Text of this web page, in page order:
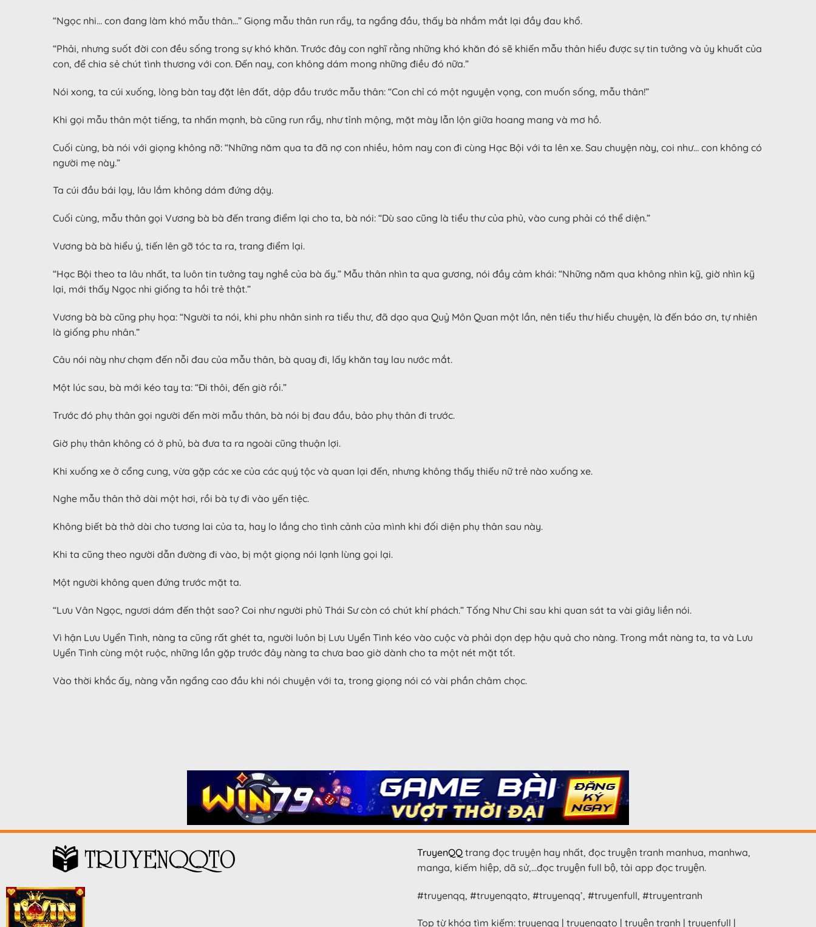
“Ngọc nhi… con đang làm khó mẫu thân…” Giọng mẫu thân run rẩy, ta ngẩng đầu, thấy bà nhắm mắt lại đầy đau khổ.
“Phải, nhưng suốt đời con đều sống trong sự khó khăn. Trước đây con nghĩ rằng những khó khăn đó sẽ khiến mẫu thân hiểu được sự tin tưởng và ủy khuất của
con, để chia sẻ chút tình thương với con. Đến nay, con không dám mong những điều đó nữa.”
Nói xong, ta cúi xuống, lòng bàn tay đặt lên đất, dập đầu trước mẫu thân: “Con chỉ có một nguyện vọng, con muốn sống, mẫu thân!”
Khi gọi mẫu thân một tiếng, ta nhấn mạnh, bà cũng run rẩy, như tỉnh mộng, mặt mày lẫn lộn giữa hoang mang và mơ hồ.
Cuối cùng, bà nói với giọng không nỡ: “Những năm qua ta đã nợ con nhiều, hôm nay con đi cùng Hạc Bội với ta lên xe. Sau chuyện này, coi như… con không có
người mẹ này.”
Ta cúi đầu bái lạy, lâu lắm không dám đứng dậy.
Cuối cùng, mẫu thân gọi Vương bà bà đến trang điểm lại cho ta, bà nói: “Dù sao cũng là tiểu thư của phủ, vào cung phải có thể diện.”
Vương bà bà hiểu ý, tiến lên gỡ tóc ta ra, trang điểm lại.
“Hạc Bội theo ta lâu nhất, ta luôn tin tưởng tay nghề của bà ấy.” Mẫu thân nhìn ta qua gương, nói đầy cảm khái: “Những năm qua không nhìn kỹ, giờ nhìn kỹ
lại, mới thấy Ngọc nhi giống ta hồi trẻ thật.”
Vương bà bà cũng phụ họa: “Người ta nói, khi phu nhân sinh ra tiểu thư, đã dạo qua Quỷ Môn Quan một lần, nên tiểu thư hiểu chuyện, là đến báo ơn, tự nhiên
là giống phu nhân.”
Câu nói này như chạm đến nỗi đau của mẫu thân, bà quay đi, lấy khăn tay lau nước mắt.
Một lúc sau, bà mới kéo tay ta: “Đi thôi, đến giờ rồi.”
Trước đó phụ thân gọi người đến mời mẫu thân, bà nói bị đau đầu, bảo phụ thân đi trước.
Giờ phụ thân không có ở phủ, bà đưa ta ra ngoài cũng thuận lợi.
Khi xuống xe ở cổng cung, vừa gặp các xe của các quý tộc và quan lại đến, nhưng không thấy thiếu nữ trẻ nào xuống xe.
Nghe mẫu thân thở dài một hơi, rồi bà tự đi vào yến tiệc.
Không biết bà thở dài cho tương lai của ta, hay lo lắng cho tình cảnh của mình khi đối diện phụ thân sau này.
Khi ta cũng theo người dẫn đường đi vào, bị một giọng nói lạnh lùng gọi lại.
Một người không quen đứng trước mặt ta.
“Lưu Vân Ngọc, ngươi dám đến thật sao? Coi như người phủ Thái Sư còn có chút khí phách.” Tống Như Chi sau khi quan sát ta vài giây liền nói.
Vì hận Lưu Uyển Tình, nàng ta cũng rất ghét ta, người luôn bị Lưu Uyển Tình kéo vào cuộc và phải dọn dẹp hậu quả cho nàng. Trong mắt nàng ta, ta và Lưu
Uyển Tình cùng một ruộc, những lần gặp trước đây nàng ta chưa bao giờ dành cho ta một nét mặt tốt.
Vào thời khắc ấy, nàng vẫn ngẩng cao đầu khi nói chuyện với ta, trong giọng nói có vài phần châm chọc.
TruyenQQ trang đọc truyện hay nhất, đọc truyện tranh manhua, manhwa,
manga, kiếm hiệp, dã sử,…đọc truyện full bộ, tải app đọc truyện.
#truyenqq, #truyenqqto, #truyenqq’, #truyenfull, #truyentranh
Top từ khóa tìm kiếm: truyenqq | truyenqqto | truyện tranh | truyenfull |